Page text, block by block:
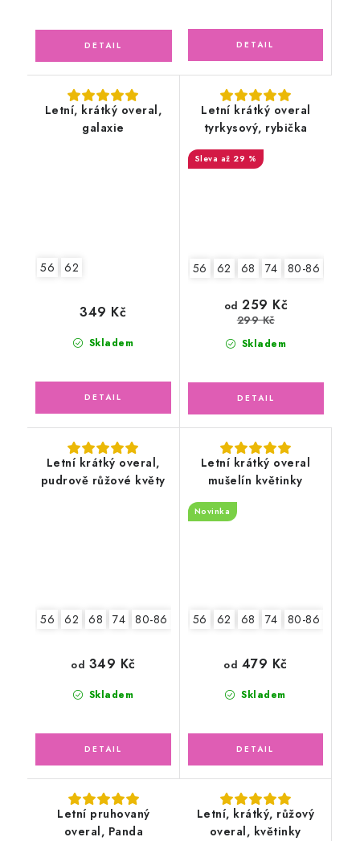
Letní, krátký overal,
galaxie
56 62
Skladem
349 Kč
Letní krátký overal
tyrkysový, rybička
až 29 %
56 62 68 74 80-86
Skladem
od 259 Kč
299 Kč
Letní krátký overal,
pudrově růžové květy
56 62 68 74 80-86 92-98
Skladem
od 349 Kč
Letní krátký overal
mušelín květinky
Novinka
56 62 68 74 80-86
Skladem
od 479 Kč
Letní pruhovaný
overal, Panda
Letní, krátký, růžový
overal, květinky